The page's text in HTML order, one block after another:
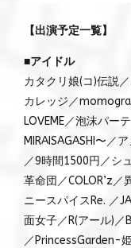
【出演予定一覧】
■アイドル
カタクリ娘(コ)伝説
カレッジ／
LOVEME／泡沫パー
MIRAISAGASHI〜／
／9時間1500円／シ
革命団／COLOR’z
ニースパイスRe. ／
面女子／R(アール)
／PrincessGarden-